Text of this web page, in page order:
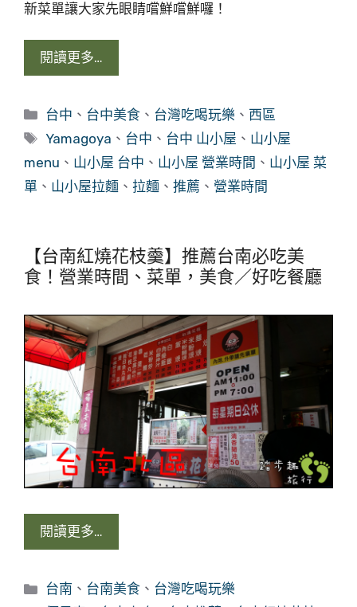
新菜單讓大家先眼睛嚐鮮嚐鮮囉！
閱讀更多…
分
類
台中 、 台中美食 、 台灣吃喝玩樂 、 西區
標
Yamagoya 、 台中 、 台中 山小屋 、 山小屋
menu 、 山小屋 台中 、 山小屋 營業時間 、 山小屋 菜
單 、 山小屋拉麵 、 拉麵 、 推薦 、 營業時間
【台南紅燒花枝羹】推薦台南必吃美
食！營業時間、菜單，美食／好吃餐廳
閱讀更多…
分
台南 、 台南美食 、 台灣吃喝玩樂